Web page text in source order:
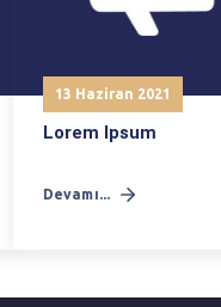
13 Haziran 2021
Lorem Ipsum
Devamı...